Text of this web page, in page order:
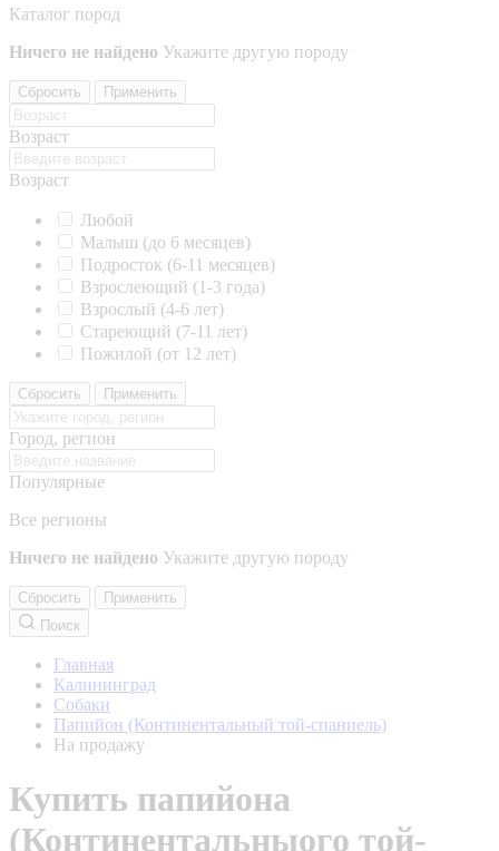
Каталог пород
Ничего не найдено Укажите другую породу
Сбросить Применить
Возраст
Возраст
Любой
Малыш (до 6 месяцев)
Подросток (6-11 месяцев)
Взрослеющий (1-3 года)
Взрослый (4-6 лет)
Стареющий (7-11 лет)
Пожилой (от 12 лет)
Сбросить Применить
Город, регион
Популярные
Все регионы
Ничего не найдено Укажите другую породу
Сбросить
Применить
Поиск
Главная
Калининград
Собаки
Папийон (Континентальный той-спаниель)
На продажу
Купить папийона
(Континентальныого той-